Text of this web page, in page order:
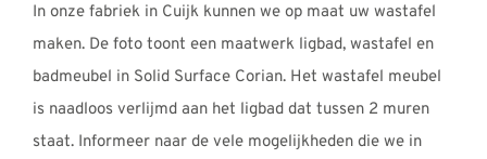
In onze fabriek in Cuijk kunnen we op maat uw wastafel
maken. De foto toont een maatwerk ligbad, wastafel en
badmeubel in Solid Surface Corian. Het wastafel meubel
is naadloos verlijmd aan het ligbad dat tussen 2 muren
staat. Informeer naar de vele mogelijkheden die we in